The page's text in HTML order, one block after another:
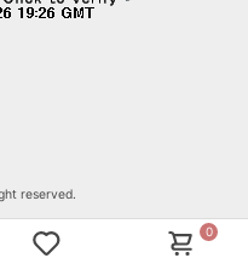
0
reserved.